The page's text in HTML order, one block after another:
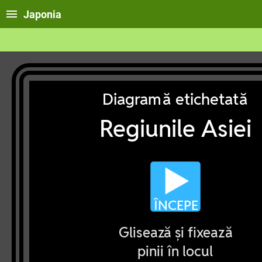
Japonia